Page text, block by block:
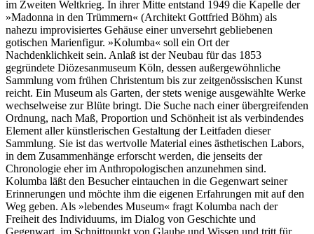
im Zweiten Weltkrieg. In ihrer Mitte entstand 1949 die Kapelle der
»Madonna in den Trümmern« (Architekt Gottfried Böhm) als
nahezu improvisiertes Gehäuse einer unversehrt gebliebenen
gotischen Marienfigur. »Kolumba« soll ein Ort der
Nachdenklichkeit sein. Anlaß ist der Neubau für das 1853
gegründete Diözesanmuseum Köln, dessen außergewöhnliche
Sammlung vom frühen Christentum bis zur zeitgenössischen Kunst
reicht. Ein Museum als Garten, der stets wenige ausgewählte Werke
wechselweise zur Blüte bringt. Die Suche nach einer übergreifenden
Ordnung, nach Maß, Proportion und Schönheit ist als verbindendes
Element aller künstlerischen Gestaltung der Leitfaden dieser
Sammlung. Sie ist das wertvolle Material eines ästhetischen Labors,
in dem Zusammenhänge erforscht werden, die jenseits der
Chronologie eher im Anthropologischen anzunehmen sind.
Kolumba läßt den Besucher eintauchen in die Gegenwart seiner
Erinnerungen und möchte ihm die eigenen Erfahrungen mit auf den
Weg geben. Als »lebendes Museum« fragt Kolumba nach der
Freiheit des Individuums, im Dialog von Geschichte und
Gegenwart, im Schnittpunkt von Glaube und Wissen und tritt für